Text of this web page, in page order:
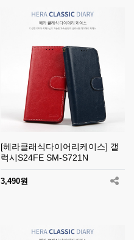
[헤라클래식다이어리케이스] 갤
럭시S24FE SM-S721N
3,490원